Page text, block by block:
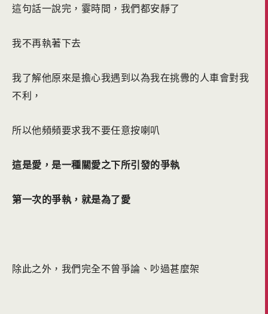
這句話一說完，霎時間，我們都安靜了
我不再執著下去
我了解他原來是擔心我遇到以為我在挑釁的人車會對我
不利，
所以他頻頻要求我不要任意按喇叭
這是愛，是一種關愛之下所引發的爭執
第一次的爭執，就是為了愛
除此之外，我們完全不曾爭論、吵過甚麼架